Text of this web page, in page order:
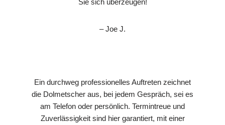
– Joe J.
Ein durchweg professionelles Auftreten zeichnet
die Dolmetscher aus, bei jedem Gespräch, sei es
am Telefon oder persönlich. Termintreue und
Zuverlässigkeit sind hier garantiert, mit einer